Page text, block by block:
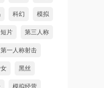
科幻 模拟
短片 第三人称
第一人称射击
黑丝
模拟经营